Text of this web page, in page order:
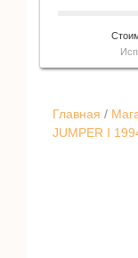
Главная /
JUMPER I